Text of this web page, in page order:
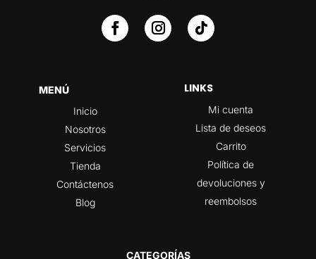
MENÚ
Inicio
Nosotros
Servicios
Tienda
Contáctenos
Blog
LINKS
Mi cuenta
Lista de deseos
Carrito
Política de
devoluciones y
reembolsos
CATEGORÍAS